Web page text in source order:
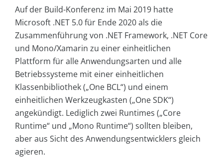
Auf der Build-Konferenz im Mai 2019 hatte
Microsoft .NET 5.0 für Ende 2020 als die
Zusammenführung von .NET Framework, .NET Core
und Mono/Xamarin zu einer einheitlichen
Plattform für alle Anwendungsarten und alle
Betriebssysteme mit einer einheitlichen
Klassenbibliothek („One BCL“) und einem
einheitlichen Werkzeugkasten („One SDK“)
angekündigt. Lediglich zwei Runtimes („Core
Runtime“ und „Mono Runtime“) sollten bleiben,
aber aus Sicht des Anwendungsentwicklers gleich
agieren.